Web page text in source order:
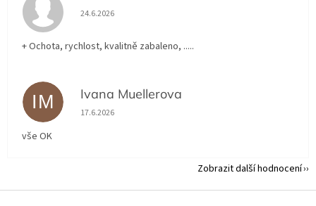
Hodnocení obchodu je 5 z 5 hvězdiček.
24.6.2026
+ Ochota, rychlost, kvalitně zabaleno, .....
IM Ivana Muellerova
Hodnocení obchodu je 5 z 5 hvězdiček.
17.6.2026
vše OK
Zobrazit další hodnocení
Z